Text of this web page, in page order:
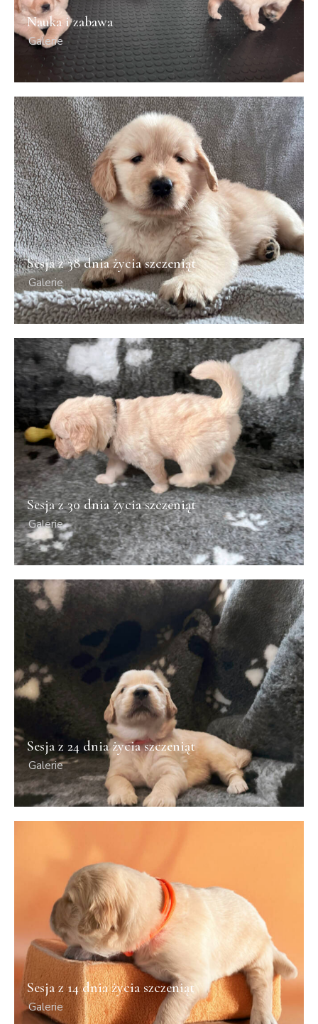
Nauka i zabawa
Galerie
Sesja z 38 dnia życia szczeniąt
Galerie
Sesja z 30 dnia życia szczeniąt
Galerie
Sesja z 24 dnia życia szczeniąt
Galerie
Sesja z 14 dnia życia szczeniąt
Galerie